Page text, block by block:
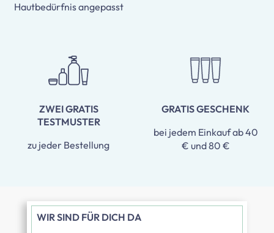
Hautbedürfnis angepasst
ZWEI GRATIS
TESTMUSTER
zu jeder Bestellung
GRATIS GESCHENK
bei jedem Einkauf ab 40
€ und 80 €
WIR SIND FÜR DICH DA